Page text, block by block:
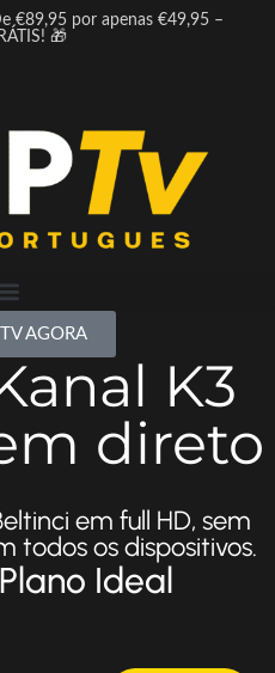
€89,95 por apenas €49,95 –
🎁
AGORA
K3
direto
em full HD, sem
todos os dispositivos.
Ideal